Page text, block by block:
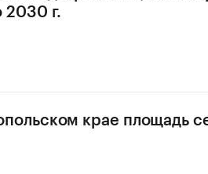
2030 г.
крае площадь